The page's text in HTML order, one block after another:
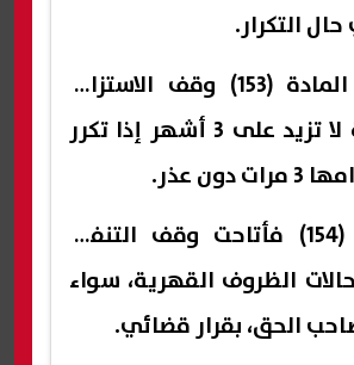
التكرار.
كما أجازت المادة (153) وقف الاستزارة
مؤقتًا لمدة لا تزيد على 3 أشهر إذا تكرر
عذر.
أما المادة (154) فأتاحت وقف التنفيذ
الظروف القهرية، سواء
الحق، بقرار قضائي.